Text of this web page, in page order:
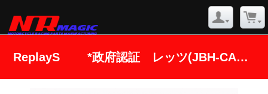
ReplayS *政府認証 レッツ(JBH-CA4AA)